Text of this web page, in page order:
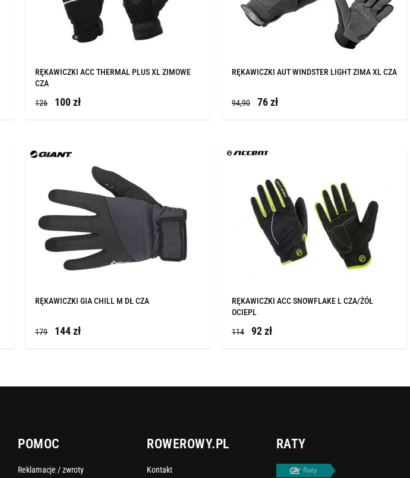
RĘKAWICZKI ACC THERMAL PLUS XL ZIMOWE
CZA
126 100 zł
RĘKAWICZKI AUT WINDSTER LIGHT ZIMA XL CZA
94,90 76 zł
RĘKAWICZKI GIA CHILL M DŁ CZA
179 144 zł
RĘKAWICZKI ACC SNOWFLAKE L CZA/ŻÓŁ
OCIEPL
114 92 zł
POMOC
Reklamacje / zwroty
ROWEROWY.PL
Kontakt
RATY